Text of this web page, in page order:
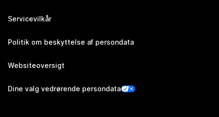
Servicevilkår
Politik om beskyttelse af persondata
Websiteoversigt
Dine valg vedrørende persondata